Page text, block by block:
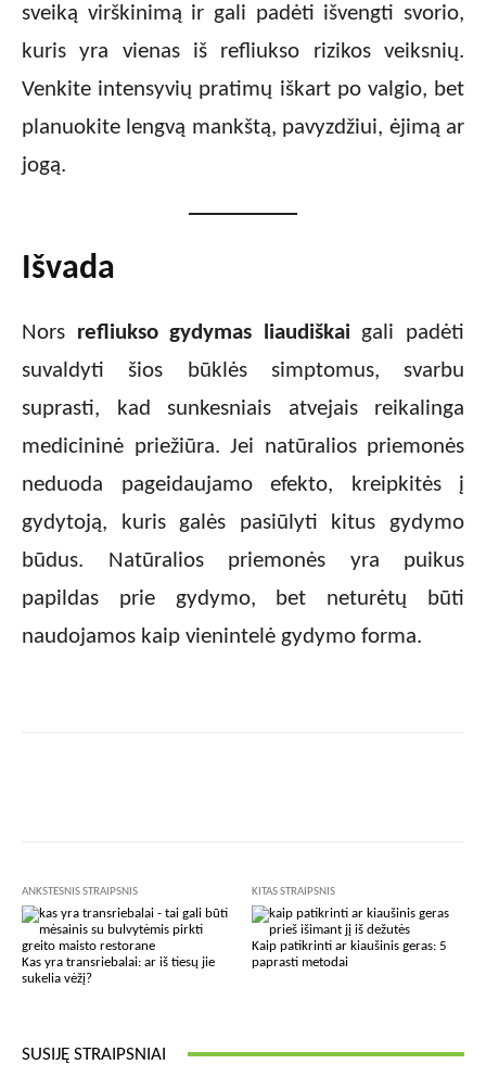
sveiką virškinimą ir gali padėti išvengti svorio,
kuris yra vienas iš refliukso rizikos veiksnių.
Venkite intensyvių pratimų iškart po valgio, bet
planuokite lengvą mankštą, pavyzdžiui, ėjimą ar
jogą.
Išvada
Nors refliukso gydymas liaudiškaigali padėti
suvaldyti šios būklės simptomus, svarbu
suprasti, kad sunkesniais atvejais reikalinga
medicininė priežiūra. Jei natūralios priemonės
neduoda pageidaujamo efekto, kreipkitės į
gydytoją, kuris galės pasiūlyti kitus gydymo
būdus. Natūralios priemonės yra puikus
papildas prie gydymo, bet neturėtų būti
naudojamos kaip vienintelė gydymo forma.
ANKSTESNIS STRAIPSNIS
Kas yra transriebalai: ar iš tiesų jie
sukelia vėžį?
KITAS STRAIPSNIS
Kaip patikrinti ar kiaušinis geras: 5
paprasti metodai
SUSIJĘ STRAIPSNIAI